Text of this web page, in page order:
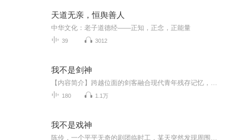
天道无亲，恒舆善人
中华文化：老子道德经——正知，正念，正能量
39 3012
我不是剑神
180 1.1万
我不是戏神